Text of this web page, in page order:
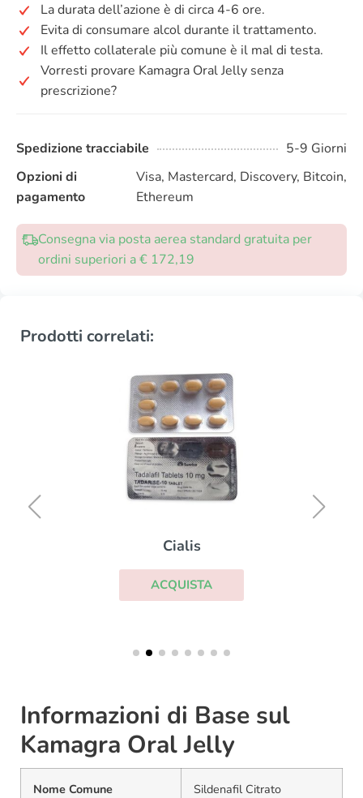
La durata dell’azione è di circa 4-6 ore.
Evita di consumare alcol durante il trattamento.
Il effetto collaterale più comune è il mal di testa.
Vorresti provare Kamagra Oral Jelly senza
prescrizione?
Spedizione tracciabile
5-9 Giorni
Opzioni di
pagamento
Visa, Mastercard, Discovery, Bitcoin,
Ethereum
Consegna via posta aerea standard gratuita per
ordini superiori a € 172,19
Prodotti correlati:
Cialis
ACQUISTA
Informazioni di Base sul
Kamagra Oral Jelly
Nome Comune
Sildenafil Citrato